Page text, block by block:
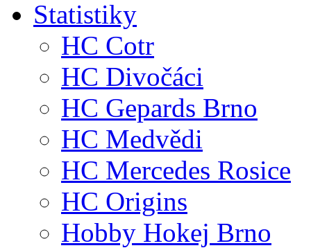
Statistiky
HC Cotr
HC Divočáci
HC Gepards Brno
HC Medvědi
HC Mercedes Rosice
HC Origins
Hobby Hokej Brno